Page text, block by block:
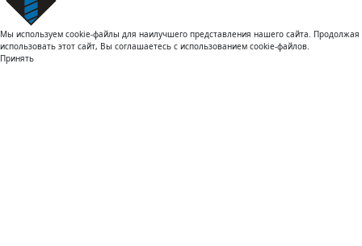
Мы используем cookie-файлы для наилучшего представления нашего сайта. Продолжая
использовать этот сайт, Вы соглашаетесь с использованием cookie-файлов.
Принять